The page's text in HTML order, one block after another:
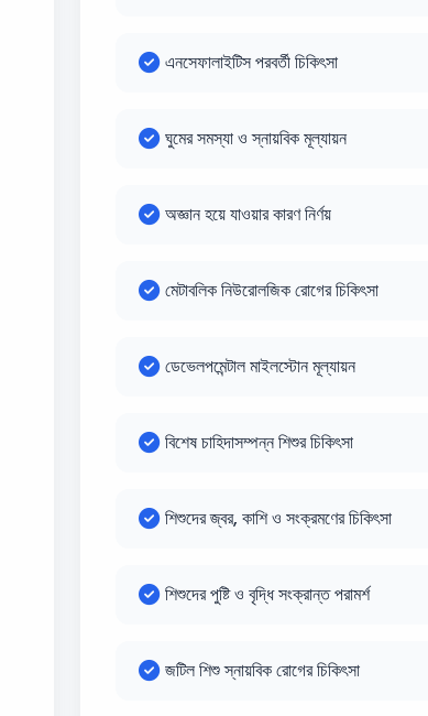
এনসেফালাইটিস পরবর্তী চিকিৎসা
ঘুমের সমস্যা ও স্নায়বিক মূল্যায়ন
অজ্ঞান হয়ে যাওয়ার কারণ নির্ণয়
মেটাবলিক নিউরোলজিক রোগের চিকিৎসা
ডেভেলপমেন্টাল মাইলস্টোন মূল্যায়ন
বিশেষ চাহিদাসম্পন্ন শিশুর চিকিৎসা
শিশুদের জ্বর, কাশি ও সংক্রমণের চিকিৎসা
শিশুদের পুষ্টি ও বৃদ্ধি সংক্রান্ত পরামর্শ
জটিল শিশু স্নায়বিক রোগের চিকিৎসা